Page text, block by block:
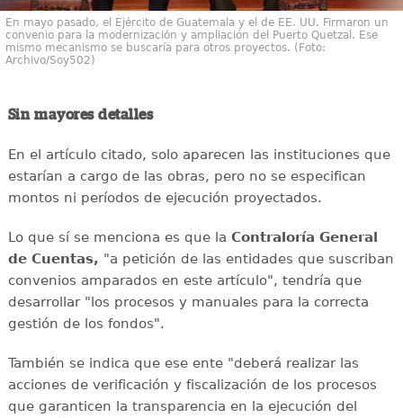
En mayo pasado, el Ejército de Guatemala y el de EE. UU. Firmaron un
convenio para la modernización y ampliación del Puerto Quetzal. Ese
mismo mecanismo se buscaría para otros proyectos. (Foto:
Archivo/Soy502)
Sin mayores detalles
En el artículo citado, solo aparecen las instituciones que
estarían a cargo de las obras, pero no se especifican
montos ni períodos de ejecución proyectados.
Lo que sí se menciona es que la Contraloría General
de Cuentas, "a petición de las entidades que suscriban
convenios amparados en este artículo", tendría que
desarrollar "los procesos y manuales para la correcta
gestión de los fondos".
También se indica que ese ente "deberá realizar las
acciones de verificación y fiscalización de los procesos
que garanticen la transparencia en la ejecución del